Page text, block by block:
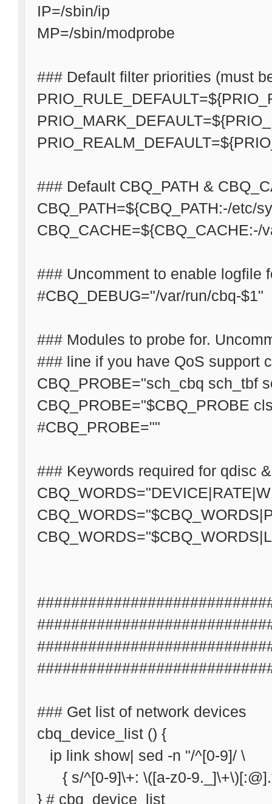
IP=/sbin/ip
MP=/sbin/modprobe
### Default filter priorities (must
### Default CBQ_PATH &
CBQ_PATH=${CBQ_PATH:-/etc/
CBQ_CACHE=${CBQ_CACHE:-/
### Uncomment to enable logfile
#CBQ_DEBUG="/var/run/cbq-$1"
### Modules to probe for.
### line if you have QoS support
CBQ_PROBE="sch_cbq sch_tbf
CBQ_PROBE="$CBQ_PROBE
#CBQ_PROBE=""
### Keywords required for qdisc
### Get list of network devices
cbq_device_list () {
ip link show| sed -n "/^[0-9]/ \
{ s/^[0-9]\+: \([a-z0-
} # cbq_device_list